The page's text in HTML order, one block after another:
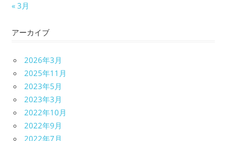
« 3月
アーカイブ
2026年3月
2025年11月
2023年5月
2023年3月
2022年10月
2022年9月
2022年7月